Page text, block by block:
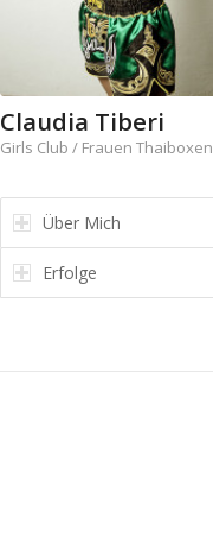
Claudia Tiberi
Girls Club / Frauen Thaiboxen
Über Mich
Erfolge